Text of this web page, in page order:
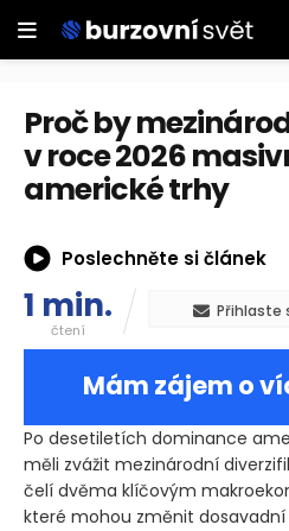
Proč by
v roce 2026
americké trhy
Poslechněte si článek
1 min.
čtení
Přihlaste
Mám zájem o
Po desetiletích dominance
měli zvážit mezinárodní
čelí dvěma klíčovým
které mohou změnit dosavadní